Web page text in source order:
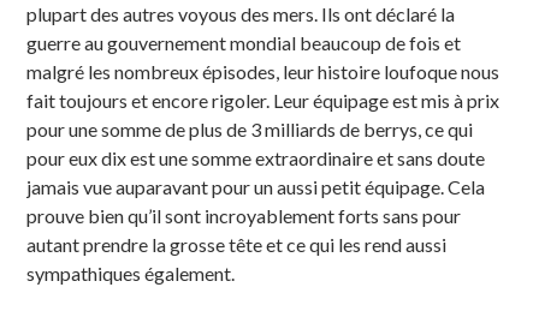
plupart des autres voyous des mers. Ils ont déclaré la
guerre au gouvernement mondial beaucoup de fois et
malgré les nombreux épisodes, leur histoire loufoque nous
fait toujours et encore rigoler. Leur équipage est mis à prix
pour une somme de plus de 3 milliards de berrys, ce qui
pour eux dix est une somme extraordinaire et sans doute
jamais vue auparavant pour un aussi petit équipage. Cela
prouve bien qu’il sont incroyablement forts sans pour
autant prendre la grosse tête et ce qui les rend aussi
sympathiques également.